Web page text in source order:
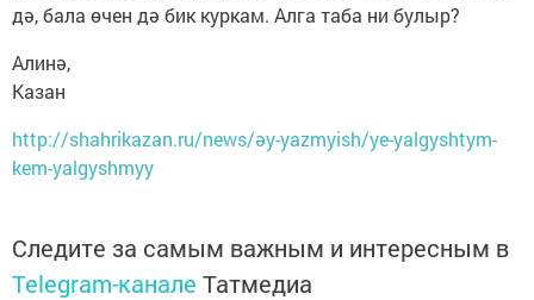
дә, бала өчен дә бик куркам. Алга таба ни булыр?
Алинә,
Казан
http://shahrikazan.ru/news/әy-yazmyish/ye-yalgyshtym-
kem-yalgyshmyy
Следите за самым важным и интересным в
Telegram-канале Татмедиа